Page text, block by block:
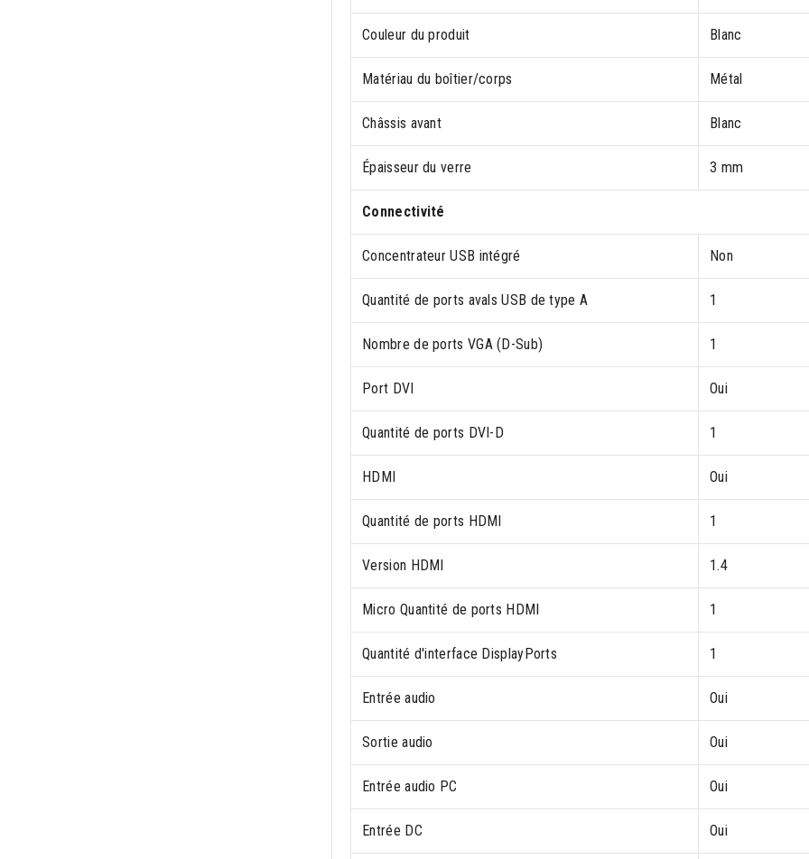
Couleur du produit Blanc
Matériau du boîtier/corps Métal
Châssis avant Blanc
Épaisseur du verre 3 mm
Connectivité
Concentrateur USB intégré Non
Quantité de ports avals USB de type A 1
Nombre de ports VGA (D-Sub) 1
Port DVI Oui
Quantité de ports DVI-D 1
HDMI Oui
Quantité de ports HDMI 1
Version HDMI 1.4
Micro Quantité de ports HDMI 1
Quantité d'interface DisplayPorts 1
Entrée audio Oui
Sortie audio Oui
Entrée audio PC Oui
Entrée DC Oui